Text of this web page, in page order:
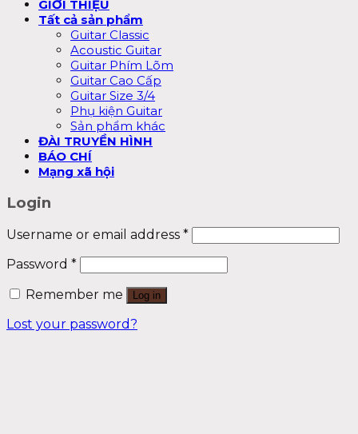
GIỚI THIỆU
Tất cả sản phẩm
Guitar Classic
Acoustic Guitar
Guitar Phím Lõm
Guitar Cao Cấp
Guitar Size 3/4
Phụ kiện Guitar
Sản phẩm khác
ĐÀI TRUYỀN HÌNH
BÁO CHÍ
Mạng xã hội
Login
Username or email address *
Password *
Remember me
Log in
Lost your password?